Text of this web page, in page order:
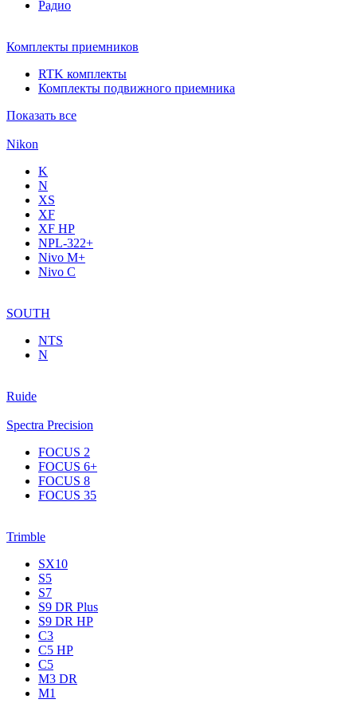
Радио
Комплекты приемников
RTK комплекты
Комплекты подвижного приемника
Показать все
Nikon
K
N
XS
XF
XF НР
NPL-322+
Nivo M+
Nivo C
SOUTH
NTS
N
Ruide
Spectra Precision
FOCUS 2
FOCUS 6+
FOCUS 8
FOCUS 35
Trimble
SX10
S5
S7
S9 DR Plus
S9 DR HP
C3
С5 НР
C5
M3 DR
M1